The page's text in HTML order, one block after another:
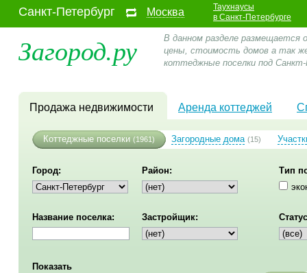
Санкт-Петербург Москва
Таухнаусы
в Санкт-Петербурге
Загород.ру
В данном разделе размещается
цены, стоимость домов а так
коттеджные поселки под
Продажа недвижимости Аренда коттеджей
Коттеджные поселки (1961) Загородные дома (15)
Город: Район:
Тип
Название поселка: Застройщик:
Показать